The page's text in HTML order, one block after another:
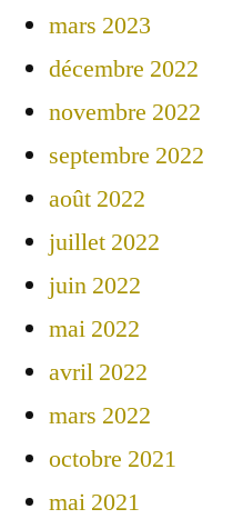
mars 2023
décembre 2022
novembre 2022
septembre 2022
août 2022
juillet 2022
juin 2022
mai 2022
avril 2022
mars 2022
octobre 2021
mai 2021